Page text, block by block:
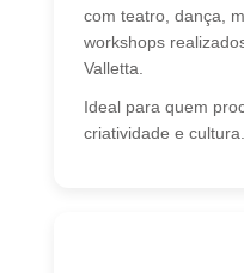
com teatro, dança,
workshops
Valletta.
Ideal para quem
criatividade e cultura.